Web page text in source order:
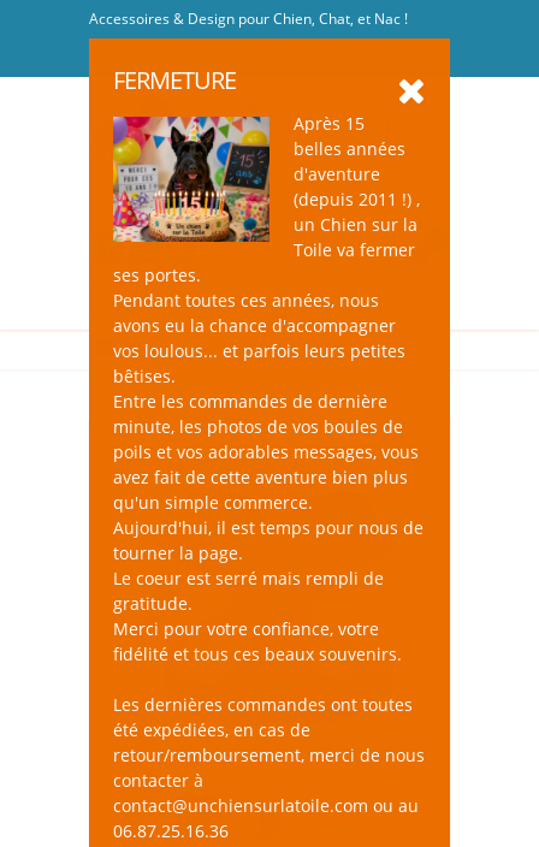
Accessoires & Design pour Chien, Chat, et Nac !
FERMETURE
Après 15
belles années
d'aventure
(depuis 2011 !) ,
un Chien sur la
Toile va fermer
ses portes.
Pendant toutes ces années, nous
avons eu la chance d'accompagner
vos loulous... et parfois leurs petites
bêtises.
Entre les commandes de dernière
minute, les photos de vos boules de
poils et vos adorables messages, vous
avez fait de cette aventure bien plus
qu'un simple commerce.
Aujourd'hui, il est temps pour nous de
tourner la page.
Le coeur est serré mais rempli de
gratitude.
Merci pour votre confiance, votre
fidélité et tous ces beaux souvenirs.
Les dernières commandes ont toutes
été expédiées, en cas de
retour/remboursement, merci de nous
contacter à
contact@unchiensurlatoile.com ou au
06.87.25.16.36